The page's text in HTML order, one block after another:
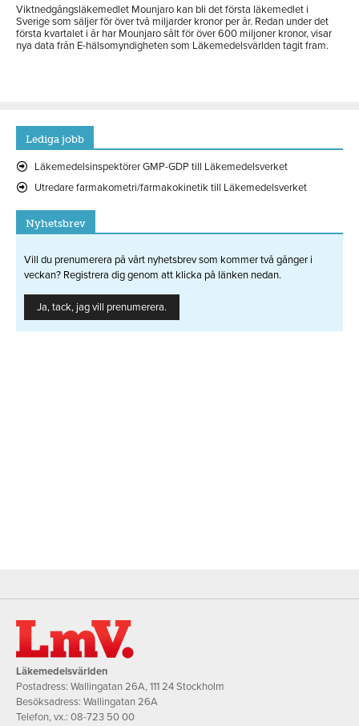
Viktnedgångsläkemedlet Mounjaro kan bli det första läkemedlet i
Sverige som säljer för över två miljarder kronor per år. Redan under det
första kvartalet i år har Mounjaro sålt för över 600 miljoner kronor, visar
nya data från E-hälsomyndigheten som Läkemedelsvärlden tagit fram.
Lediga jobb
Läkemedelsinspektörer GMP-GDP till Läkemedelsverket
Utredare farmakometri/farmakokinetik till Läkemedelsverket
Nyhetsbrev
Vill du prenumerera på vårt nyhetsbrev som kommer två gånger i
veckan? Registrera dig genom att klicka på länken nedan.
Ja, tack, jag vill prenumerera.
Läkemedelsvärlden
Postadress: Wallingatan 26A, 111 24 Stockholm
Besöksadress: Wallingatan 26A
Telefon, vx.: 08-723 50 00